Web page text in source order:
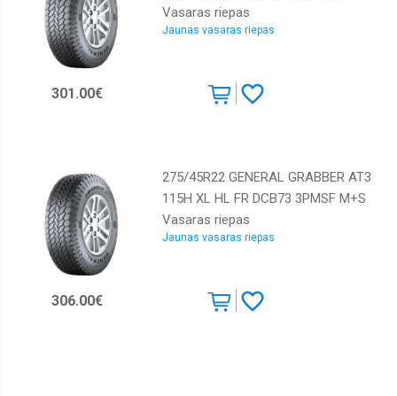
Vasaras riepas
Jaunas vasaras riepas
301.00€
275/45R22 GENERAL GRABBER AT3
115H XL HL FR DCB73 3PMSF M+S
Vasaras riepas
Jaunas vasaras riepas
306.00€